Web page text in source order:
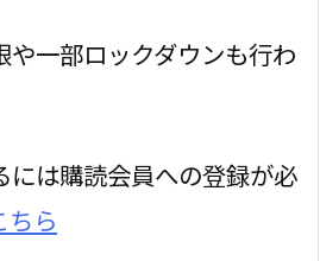
や一部ロックダウンも行わ
には購読会員への登録が必
ちら